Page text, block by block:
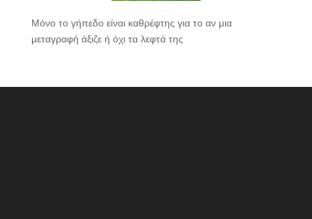
Μόνο το γήπεδο είναι καθρέφτης για το αν μια
μεταγραφή άξιζε ή όχι τα λεφτά της